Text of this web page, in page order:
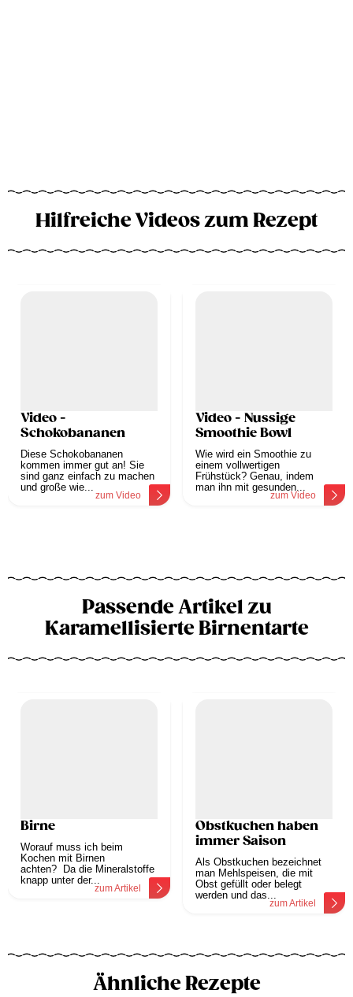
Hilfreiche Videos zum Rezept
Video -
Schokobananen
Diese Schokobananen
kommen immer gut an! Sie
sind ganz einfach zu machen
und große wie...
zum Video
Video - Nussige
Smoothie Bowl
Wie wird ein Smoothie zu
einem vollwertigen
Frühstück? Genau, indem
man ihn mit gesunden...
zum Video
Passende Artikel zu
Karamellisierte Birnentarte
Birne
Worauf muss ich beim
Kochen mit Birnen
achten? Da die Mineralstoffe
knapp unter der...
zum Artikel
Obstkuchen haben
immer Saison
Als Obstkuchen bezeichnet
man Mehlspeisen, die mit
Obst gefüllt oder belegt
werden und das...
zum Artikel
Ähnliche Rezepte